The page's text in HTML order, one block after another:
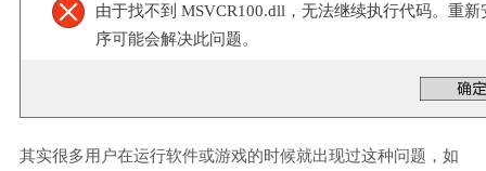
由于找不到 MSVCR100.dll，无法继续执行代码。重新
序可能会解决此问题。
其实很多用户在运行软件或游戏的时候就出现过这种问题，如